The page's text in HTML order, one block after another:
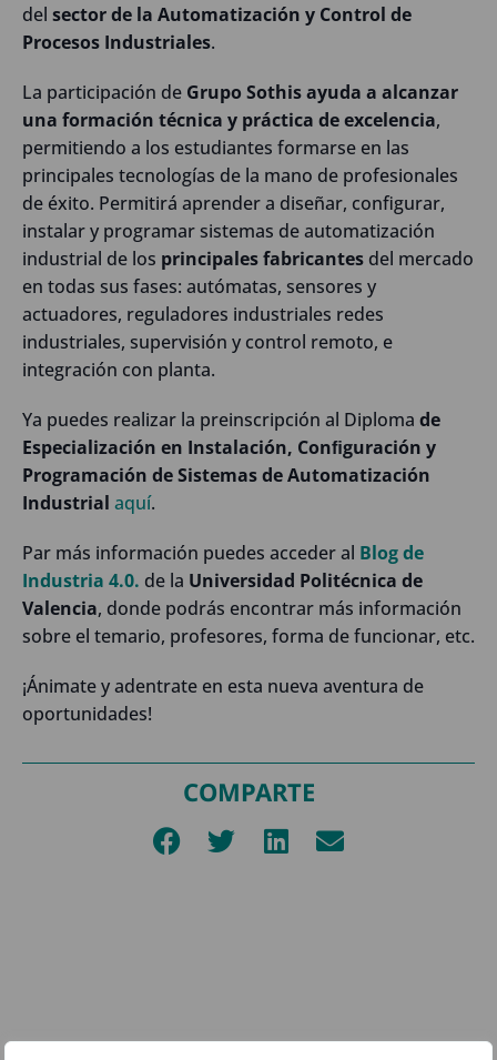
del sector de la Automatización y Control de
Procesos Industriales.
La participación de Grupo Sothis ayuda a alcanzar
una formación técnica y práctica de excelencia,
permitiendo a los estudiantes formarse en las
principales tecnologías de la mano de profesionales
de éxito. Permitirá aprender a diseñar, configurar,
instalar y programar sistemas de automatización
industrial de los principales fabricantes del mercado
en todas sus fases: autómatas, sensores y
actuadores, reguladores industriales redes
industriales, supervisión y control remoto, e
integración con planta.
Ya puedes realizar la preinscripción al Diploma de
Especialización en Instalación, Conﬁguración y
Programación de Sistemas de Automatización
Industrial aquí.
Par más información puedes acceder al Blog de
Industria 4.0. de la Universidad Politécnica de
Valencia, donde podrás encontrar más información
sobre el temario, profesores, forma de funcionar, etc.
¡Ánimate y adentrate en esta nueva aventura de
oportunidades!
COMPARTE